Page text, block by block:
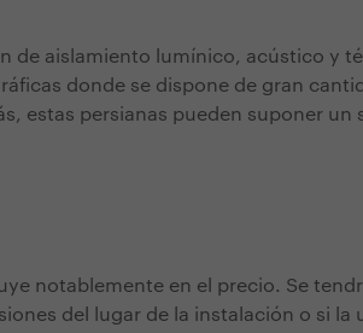
de aislamiento lumínico, acústico y
donde se dispone de gran
estas persianas pueden suponer un
notablemente en el precio. Se
del lugar de la instalación o si la